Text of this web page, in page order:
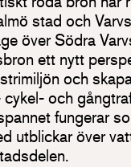
stad och
över Södra
ett nytt
och
och
fungerar
utblickar över